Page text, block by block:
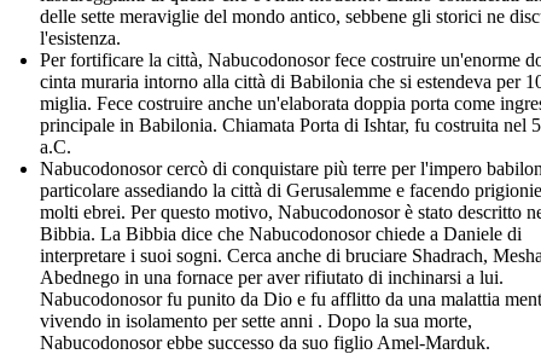
delle sette meraviglie del mondo antico, sebbene gli storici ne
l'esistenza.
Per fortificare la città, Nabucodonosor fece costruire un'enorme
cinta muraria intorno alla città di Babilonia che si estendeva per
miglia. Fece costruire anche un'elaborata doppia porta come
principale in Babilonia. Chiamata Porta di Ishtar, fu costruita nel
a.C.
Nabucodonosor cercò di conquistare più terre per l'impero
particolare assediando la città di Gerusalemme e facendo
molti ebrei. Per questo motivo, Nabucodonosor è stato descritto
Bibbia. La Bibbia dice che Nabucodonosor chiede a Daniele di
interpretare i suoi sogni. Cerca anche di bruciare Shadrach,
Abednego in una fornace per aver rifiutato di inchinarsi a lui.
Nabucodonosor fu punito da Dio e fu afflitto da una malattia
vivendo in isolamento per sette anni . Dopo la sua morte,
Nabucodonosor ebbe successo da suo figlio Amel-Marduk.